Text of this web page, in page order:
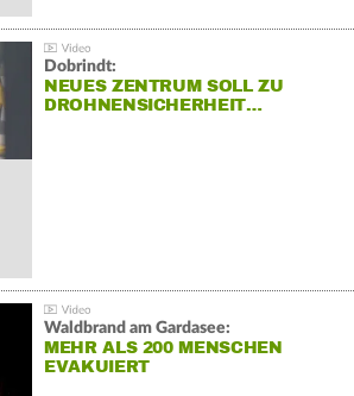
Dobrindt:
NEUES ZENTRUM SOLL ZU
DROHNENSICHERHEIT…
Waldbrand am Gardasee:
MEHR ALS 200 MENSCHEN
EVAKUIERT